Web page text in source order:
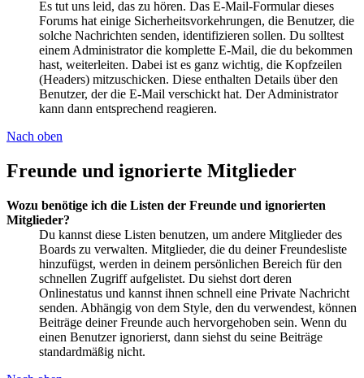
Es tut uns leid, das zu hören. Das E-Mail-Formular dieses
Forums hat einige Sicherheitsvorkehrungen, die Benutzer, die
solche Nachrichten senden, identifizieren sollen. Du solltest
einem Administrator die komplette E-Mail, die du bekommen
hast, weiterleiten. Dabei ist es ganz wichtig, die Kopfzeilen
(Headers) mitzuschicken. Diese enthalten Details über den
Benutzer, der die E-Mail verschickt hat. Der Administrator
kann dann entsprechend reagieren.
Nach oben
Freunde und ignorierte Mitglieder
Wozu benötige ich die Listen der Freunde und ignorierten
Mitglieder?
Du kannst diese Listen benutzen, um andere Mitglieder des
Boards zu verwalten. Mitglieder, die du deiner Freundesliste
hinzufügst, werden in deinem persönlichen Bereich für den
schnellen Zugriff aufgelistet. Du siehst dort deren
Onlinestatus und kannst ihnen schnell eine Private Nachricht
senden. Abhängig von dem Style, den du verwendest, können
Beiträge deiner Freunde auch hervorgehoben sein. Wenn du
einen Benutzer ignorierst, dann siehst du seine Beiträge
standardmäßig nicht.